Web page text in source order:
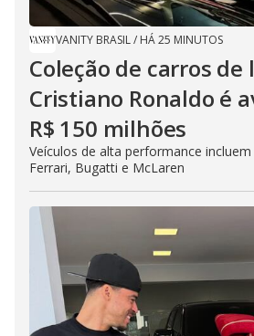
VANITY BRASIL/ HÁ 25 MINUTOS
Coleção de carros de
Cristiano Ronaldo é
R$ 150 milhões
Veículos de alta performance
Ferrari, Bugatti e McLaren